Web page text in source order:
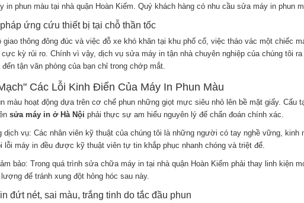
in phun màu tại nhà quận Hoàn Kiếm. Quý khách hàng có nhu cầu sửa máy in phun
ứng cứu thiết bị tại chỗ thần tốc
giao thông đông đúc và việc đỗ xe khó khăn tại khu phố cổ, việc tháo vác một chiếc
kỳ rủi ro. Chính vì vậy, dịch vụ sửa máy intận nhà chuyên nghiệp của chúng tôi
đến tận văn phòng của bạn chỉ trong chớp mắt.
Các Lỗi Kinh Điển Của Máy In Phun Màu
màu hoạt động dựa trên cơ chế phun những giọt mực siêu nhỏ lên bề mặt giấy. Cấu
sửa máy in ở Hà Nội phải thực sự am hiểu nguyên lý để chẩn đoán chính xác.
dịch vụ: Các nhân viên kỹ thuật của chúng tôi là những người có tay nghề vững,
lỗi máy in đều được kỹ thuật viên tự tin khắp phục nhanh chóng và triệt để.
bảo: Trong quá trình sửa chữa máy in tại nhà quận Hoàn Kiếm phải thay linh kiện
để tránh xung đột hỏng hóc sau này.
đứt nét, sai màu, trắng tinh do tắc đầu phun